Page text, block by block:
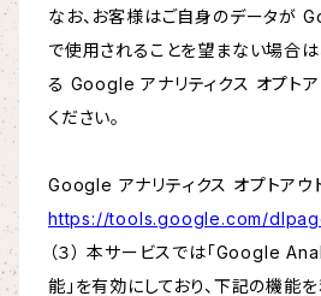
なお、お客様はご自身のデータが
で使用されることを望まない場合
る Google アナリティクス オプト
ください。
Google アナリティクス オプトアウ
https://tools.google.com/
（３） 本サービスでは「Google
能」を有効にしており、下記の機能